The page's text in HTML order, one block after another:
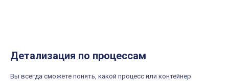
Детализация по процессам
Вы всегда сможете понять, какой процесс или контейнер